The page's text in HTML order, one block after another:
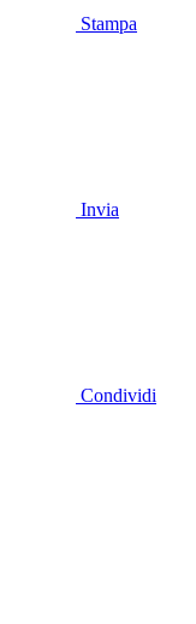
Stampa
Invia
Condividi